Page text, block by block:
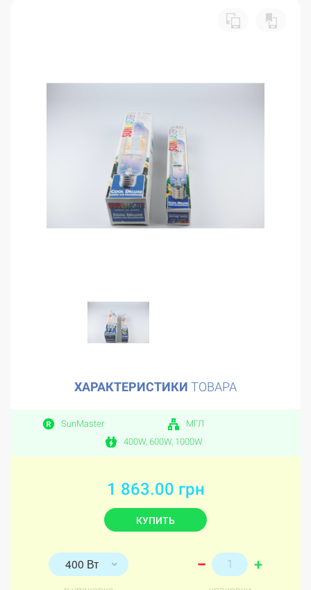
ХАРАКТЕРИСТИКИ ТОВАРА
SunMaster
МГЛ
400W, 600W, 1000W
400 Вт
1 863.00 грн
КУПИТЬ
– +